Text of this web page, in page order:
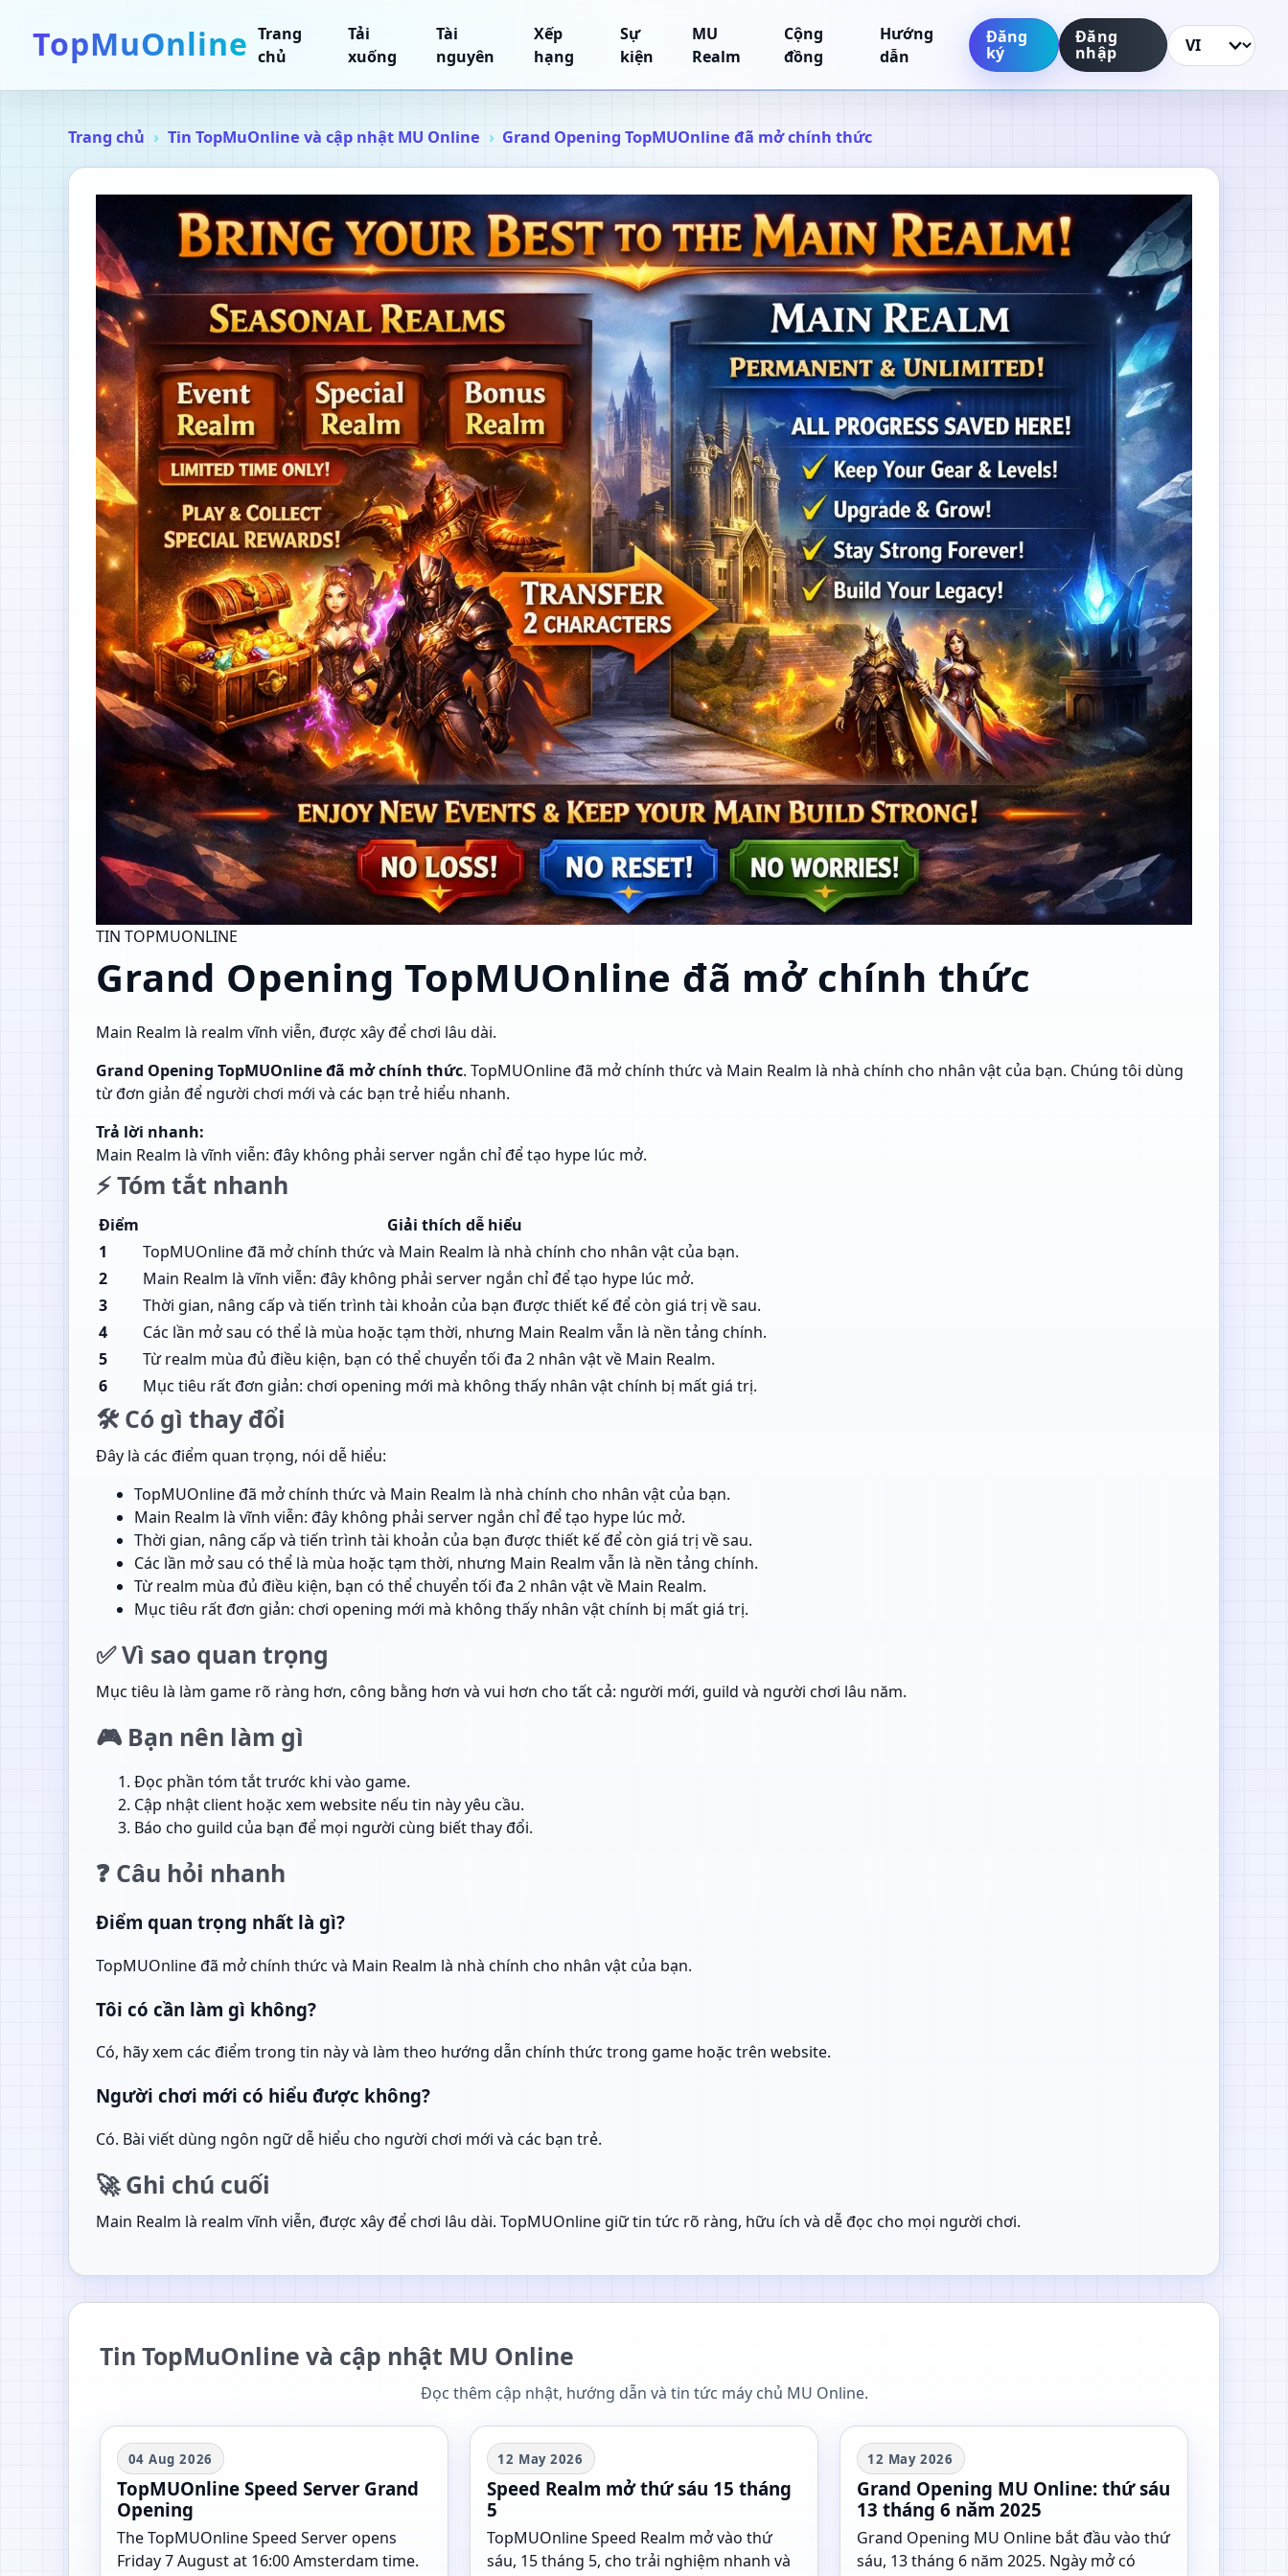
TopMuOnline Trang
chủ
Tải
xuống
Tài
nguyên
Xếp
hạng
Sự
kiện
MU
Realm
Cộng
đồng
Hướng
dẫn
Đăng
ký
Đăng
nhập Thay đổi ngôn
Trang chủ Tin TopMuOnline và cập nhật MU Online Grand Opening TopMUOnline đã mở chính thức
TIN TOPMUONLINE
Grand Opening TopMUOnline đã mở chính thức
Main Realm là realm vĩnh viễn, được xây để chơi lâu dài.
Grand Opening TopMUOnline đã mở chính thức. TopMUOnline đã mở chính thức và Main Realm là nhà chính cho nhân vật của bạn. Chúng tôi dùng
từ đơn giản để người chơi mới và các bạn trẻ hiểu nhanh.
Trả lời nhanh:
Main Realm là vĩnh viễn: đây không phải server ngắn chỉ để tạo hype lúc mở.
⚡ Tóm tắt nhanh
Điểm
Giải thích dễ hiểu
1
TopMUOnline đã mở chính thức và Main Realm là nhà chính cho nhân vật của bạn.
2
Main Realm là vĩnh viễn: đây không phải server ngắn chỉ để tạo hype lúc mở.
3
Thời gian, nâng cấp và tiến trình tài khoản của bạn được thiết kế để còn giá trị về sau.
4
Các lần mở sau có thể là mùa hoặc tạm thời, nhưng Main Realm vẫn là nền tảng chính.
5
Từ realm mùa đủ điều kiện, bạn có thể chuyển tối đa 2 nhân vật về Main Realm.
6
Mục tiêu rất đơn giản: chơi opening mới mà không thấy nhân vật chính bị mất giá trị.
🛠️ Có gì thay đổi
Đây là các điểm quan trọng, nói dễ hiểu:
TopMUOnline đã mở chính thức và Main Realm là nhà chính cho nhân vật của bạn.
Main Realm là vĩnh viễn: đây không phải server ngắn chỉ để tạo hype lúc mở.
Thời gian, nâng cấp và tiến trình tài khoản của bạn được thiết kế để còn giá trị về sau.
Các lần mở sau có thể là mùa hoặc tạm thời, nhưng Main Realm vẫn là nền tảng chính.
Từ realm mùa đủ điều kiện, bạn có thể chuyển tối đa 2 nhân vật về Main Realm.
Mục tiêu rất đơn giản: chơi opening mới mà không thấy nhân vật chính bị mất giá trị.
✅ Vì sao quan trọng
Mục tiêu là làm game rõ ràng hơn, công bằng hơn và vui hơn cho tất cả: người mới, guild và người chơi lâu năm.
🎮 Bạn nên làm gì
Đọc phần tóm tắt trước khi vào game.
Cập nhật client hoặc xem website nếu tin này yêu cầu.
Báo cho guild của bạn để mọi người cùng biết thay đổi.
❓ Câu hỏi nhanh
Điểm quan trọng nhất là gì?
TopMUOnline đã mở chính thức và Main Realm là nhà chính cho nhân vật của bạn.
Tôi có cần làm gì không?
Có, hãy xem các điểm trong tin này và làm theo hướng dẫn chính thức trong game hoặc trên website.
Người chơi mới có hiểu được không?
Có. Bài viết dùng ngôn ngữ dễ hiểu cho người chơi mới và các bạn trẻ.
🚀 Ghi chú cuối
Main Realm là realm vĩnh viễn, được xây để chơi lâu dài. TopMUOnline giữ tin tức rõ ràng, hữu ích và dễ đọc cho mọi người chơi.
Tin TopMuOnline và cập nhật MU Online
Đọc thêm cập nhật, hướng dẫn và tin tức máy chủ MU Online.
04 Aug 2026
TopMUOnline Speed Server Grand
Opening
The TopMUOnline Speed Server opens
Friday 7 August at 16:00 Amsterdam time.
12 May 2026
Speed Realm mở thứ sáu 15 tháng
5
TopMUOnline Speed Realm mở vào thứ
sáu, 15 tháng 5, cho trải nghiệm nhanh và
12 May 2026
Grand Opening MU Online: thứ sáu
13 tháng 6 năm 2025
Grand Opening MU Online bắt đầu vào thứ
sáu, 13 tháng 6 năm 2025. Ngày mở có